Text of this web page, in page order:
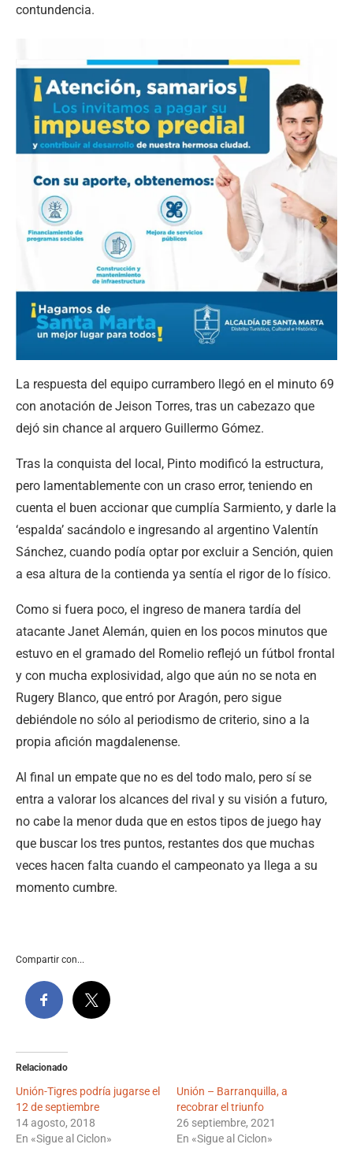
contundencia.
La respuesta del equipo currambero llegó en el minuto 69
con anotación de Jeison Torres, tras un cabezazo que
dejó sin chance al arquero Guillermo Gómez.
Tras la conquista del local, Pinto modificó la estructura,
pero lamentablemente con un craso error, teniendo en
cuenta el buen accionar que cumplía Sarmiento, y darle la
‘espalda’ sacándolo e ingresando al argentino Valentín
Sánchez, cuando podía optar por excluir a Sención, quien
a esa altura de la contienda ya sentía el rigor de lo físico.
Como si fuera poco, el ingreso de manera tardía del
atacante Janet Alemán, quien en los pocos minutos que
estuvo en el gramado del Romelio reflejó un fútbol frontal
y con mucha explosividad, algo que aún no se nota en
Rugery Blanco, que entró por Aragón, pero sigue
debiéndole no sólo al periodismo de criterio, sino a la
propia afición magdalenense.
Al final un empate que no es del todo malo, pero sí se
entra a valorar los alcances del rival y su visión a futuro,
no cabe la menor duda que en estos tipos de juego hay
que buscar los tres puntos, restantes dos que muchas
veces hacen falta cuando el campeonato ya llega a su
momento cumbre.
Compartir con...
Relacionado
Unión-Tigres podría jugarse el
12 de septiembre
14 agosto, 2018
En «Sigue al Ciclon»
Unión – Barranquilla, a
recobrar el triunfo
26 septiembre, 2021
En «Sigue al Ciclon»